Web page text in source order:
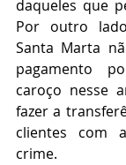
daqueles que
Por outro
Santa Marta
pagamento
caroço nesse
fazer a
clientes com
crime.